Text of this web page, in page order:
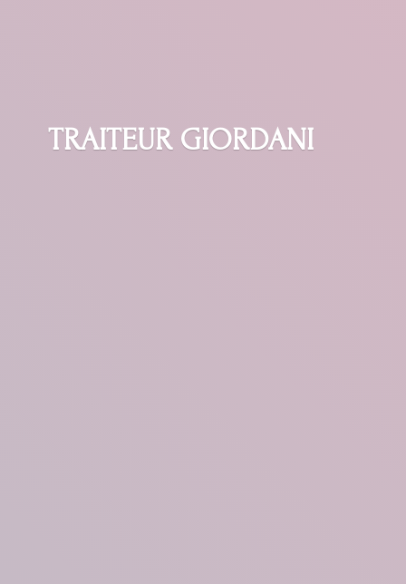
TRAITEUR GIORDANI